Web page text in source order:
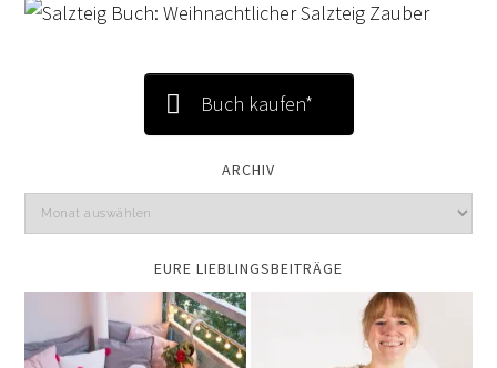
Buch kaufen*
ARCHIV
EURE LIEBLINGSBEITRÄGE